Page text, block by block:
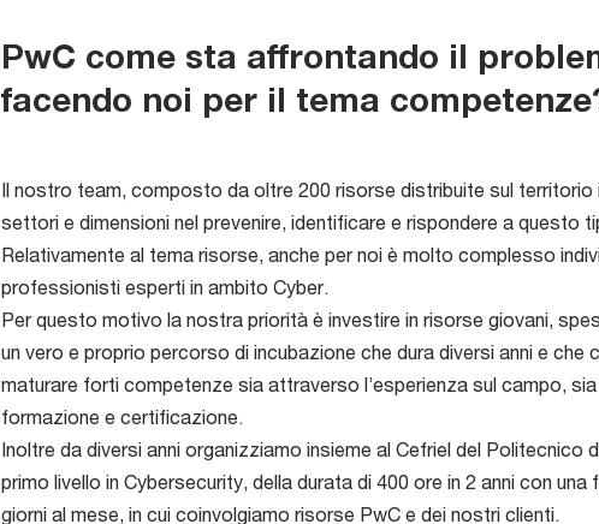
PwC come sta affrontando il
facendo noi per il tema
Il nostro team, composto da oltre 200 risorse distribuite sul
settori e dimensioni nel prevenire, identificare e rispondere a questo
Relativamente al tema risorse, anche per noi è molto complesso
professionisti esperti in ambito Cyber.
Per questo motivo la nostra priorità è investire in risorse giovani,
un vero e proprio percorso di incubazione che dura diversi anni e
maturare forti competenze sia attraverso l’esperienza sul campo,
formazione e certificazione.
Inoltre da diversi anni organizziamo insieme al Cefriel del Politecnico
primo livello in Cybersecurity, della durata di 400 ore in 2 anni con
giorni al mese, in cui coinvolgiamo risorse PwC e dei nostri clienti.